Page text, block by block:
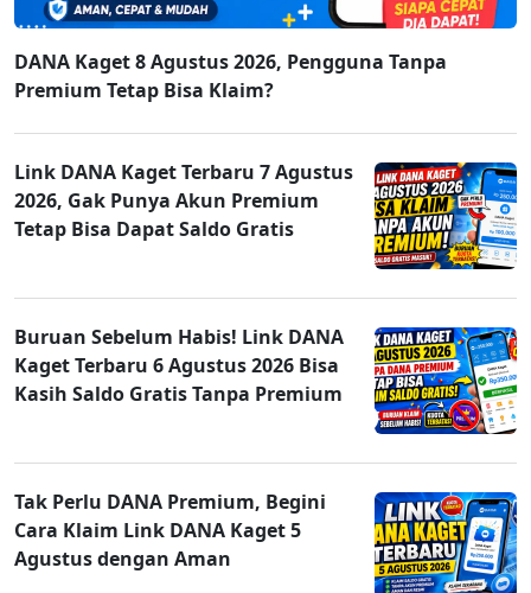
DANA Kaget 8 Agustus 2026, Pengguna Tanpa
Premium Tetap Bisa Klaim?
Link DANA Kaget Terbaru 7 Agustus
2026, Gak Punya Akun Premium
Tetap Bisa Dapat Saldo Gratis
Buruan Sebelum Habis! Link DANA
Kaget Terbaru 6 Agustus 2026 Bisa
Kasih Saldo Gratis Tanpa Premium
Tak Perlu DANA Premium, Begini
Cara Klaim Link DANA Kaget 5
Agustus dengan Aman